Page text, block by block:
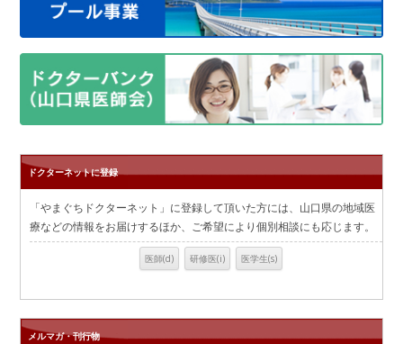
ドクターネットに登録
「やまぐちドクターネット」に登録して頂いた方には、山口県の地域医
療などの情報をお届けするほか、ご希望により個別相談にも応じます。
メルマガ・刊行物